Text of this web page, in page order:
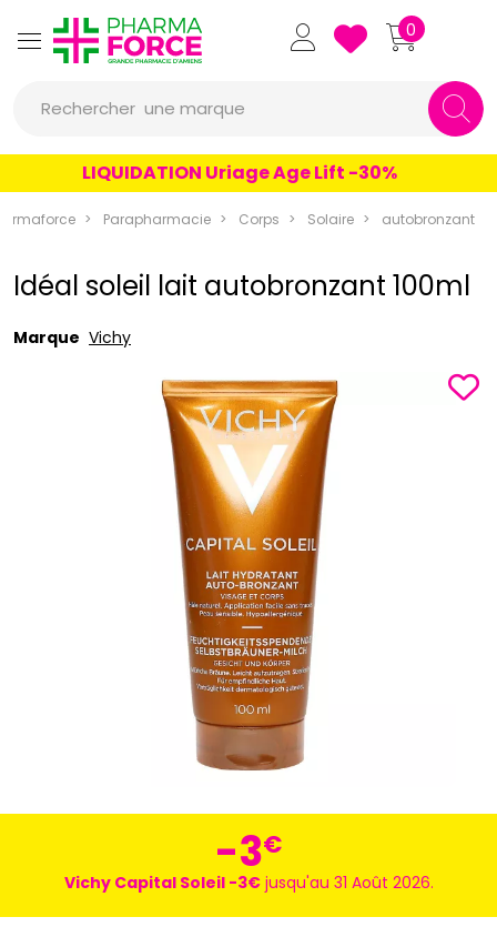
Pharmaforce Grande Pharmacie
0
Rechercher
un produit
une marque
LIQUIDATION Uriage Age Lift -30%
Parapharmacie Corps Solaire autobronzant
Idéal soleil lait autobronzant 100ml
Marque Vichy
-3€
Vichy Capital Soleil -3€jusqu'au 31 Août 2026.